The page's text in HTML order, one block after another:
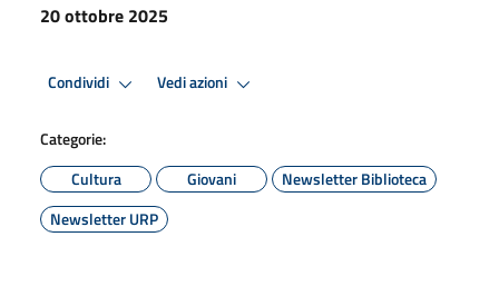
20 ottobre 2025
Condividi Vedi azioni
Categorie:
Cultura
Giovani
Newsletter Biblioteca
Newsletter URP